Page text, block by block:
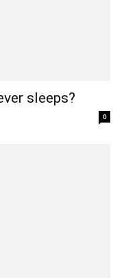
sleeps?
0